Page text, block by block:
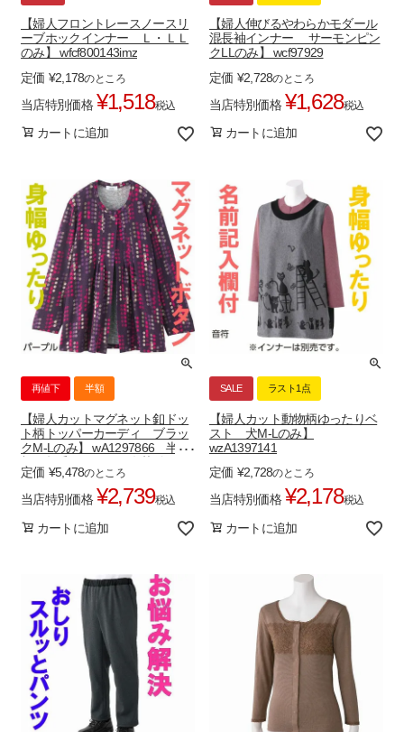
【婦人フロントレースノースリ
ーブホックインナー Ｌ・ＬＬ
のみ】 wfcf800143imz
定価 ¥2,178のところ
当店特別価格 ¥1,518税込
カートに追加
【婦人伸びるやわらかモダール
混長袖インナー サーモンピン
クLLのみ】 wcf97929
定価 ¥2,728のところ
当店特別価格 ¥1,628税込
カートに追加
再値下 半額
【婦人カットマグネット釦ドッ
ト柄トッパーカーディ ブラッ
クM-Lのみ】 wA1297866 半
定価 ¥5,478のところ
当店特別価格 ¥2,739税込
カートに追加
SALE ラスト1点
【婦人カット動物柄ゆったりベ
スト 犬M-Lのみ】
wzA1397141
定価 ¥2,728のところ
当店特別価格 ¥2,178税込
カートに追加